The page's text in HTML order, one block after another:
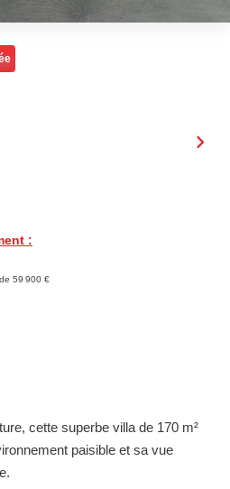
:
59 900 €
cette superbe villa de 170 m²
paisible et sa vue